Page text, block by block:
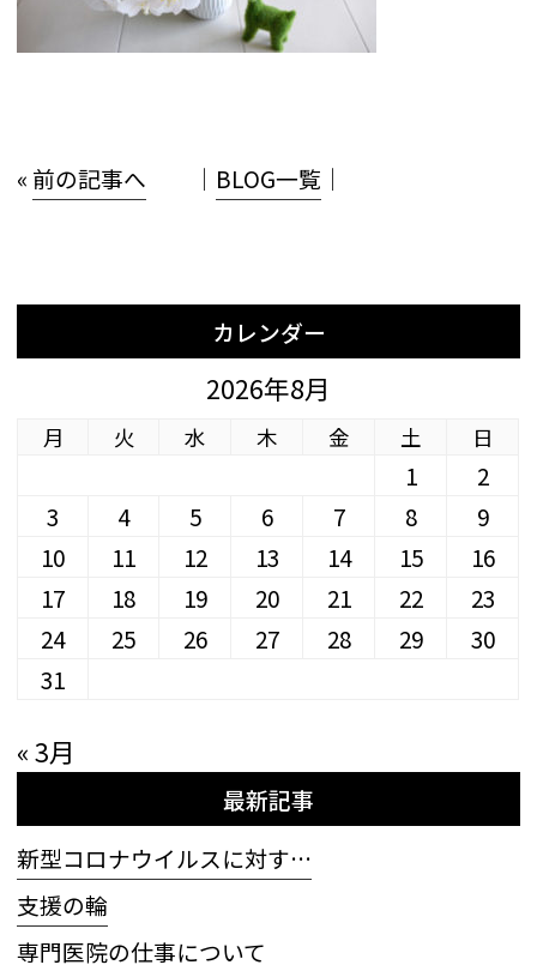
« 前の記事へ │ BLOG一覧 │
カレンダー
2026年8月
月 火 水 木 金 土 日
1
2
3
4 5 6 7 8
9
10
11 12 13 14 15
16
17
18 19 20 21 22
23
24
25 26 27 28 29
30
31
« 3月
最新記事
新型コロナウイルスに対す…
支援の輪
専門医院の仕事について